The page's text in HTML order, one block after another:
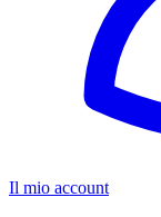
Il mio account